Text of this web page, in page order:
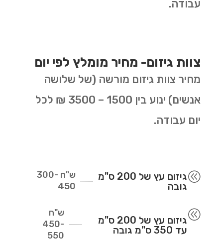
עבודה.
צוות גיזום- מחיר מומלץ לפי יום
מחיר צוות גיזום מורשה (של שלושה
אנשים) ינוע בין 1500 – 3500 ₪ לכל
יום עבודה.
@
גיזום עץ של 200 ס"מ
גובה
ש"ח 300-
450
@
גיזום עץ של 200 ס"מ
עד 350 ס"מ גובה
ש"ח
450-
550